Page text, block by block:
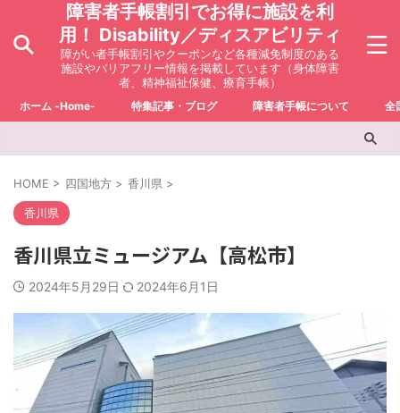
障害者手帳割引でお得に施設を利
用！ Disability／ディスアビリティ
障がい者手帳割引やクーポンなど各種減免制度のある
施設やバリアフリー情報を掲載しています（身体障害
者、精神福祉保健、療育手帳）
ホーム -Home- 特集記事・ブログ 障害者手帳について 全
HOME > 四国地方 > 香川県 >
香川県
香川県立ミュージアム【高松市】
2024年5月29日 2024年6月1日